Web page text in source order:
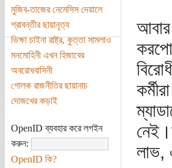
মুজিব-তাজের নেমেসিস দেয়ালে
শ্রাবন্তীর ছায়ানৃত্য
ভিক্ষা চাইনা রাষ্ট্র, কুত্তা সামলাও
মনমোহিনী এখন হিজাবের
অবরোধবাসিনী
গোলক রাজনীতির ছায়ানাচ
দোজখের কড়াই
OpenID ব্যবহার করে লগইন
করুন:
OpenID কি?
আবার
লাভ,